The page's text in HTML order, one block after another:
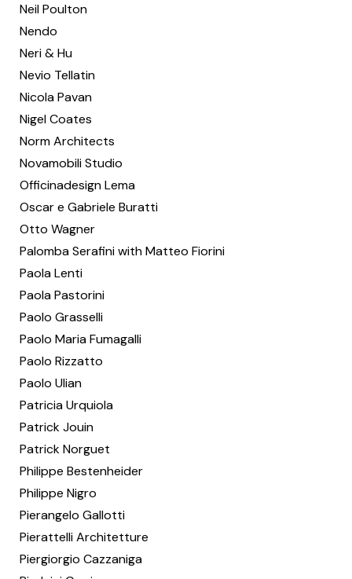
Neil Poulton
Nendo
Neri & Hu
Nevio Tellatin
Nicola Pavan
Nigel Coates
Norm Architects
Novamobili Studio
Officinadesign Lema
Oscar e Gabriele Buratti
Otto Wagner
Palomba Serafini with Matteo Fiorini
Paola Lenti
Paola Pastorini
Paolo Grasselli
Paolo Maria Fumagalli
Paolo Rizzatto
Paolo Ulian
Patricia Urquiola
Patrick Jouin
Patrick Norguet
Philippe Bestenheider
Philippe Nigro
Pierangelo Gallotti
Pierattelli Architetture
Piergiorgio Cazzaniga